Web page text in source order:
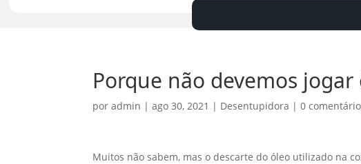
Porque não devemos
poradmin |ago 30, 2021 | Desentupidora |0
Muitos não sabem, mas o descarte do óleo utilizado na